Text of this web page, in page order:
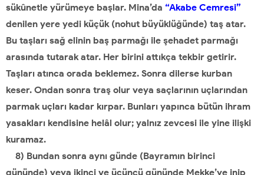
sükûnetle yürümeye başlar. Mina’da “Akabe Cemresi”
denilen yere yedi küçük (nohut büyüklüğünde) taş atar.
Bu taşları sağ elinin baş parmağı ile şehadet parmağı
arasında tutarak atar. Her birini attıkça tekbir getirir.
Taşları atınca orada beklemez. Sonra dilerse kurban
keser. Ondan sonra traş olur veya saçlarının uçlarından
parmak uçları kadar kırpar. Bunları yapınca bütün ihram
yasakları kendisine helâl olur; yalnız zevcesi ile yine ilişki
kuramaz.
8) Bundan sonra aynı günde (Bayramın birinci
gününde) veya ikinci ve üçüncü gününde Mekke’ye inip